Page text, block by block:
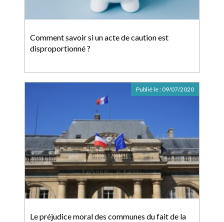
Comment savoir si un acte de caution est
disproportionné ?
Le préjudice moral des communes du fait de la
Publié le : 09/07/2020